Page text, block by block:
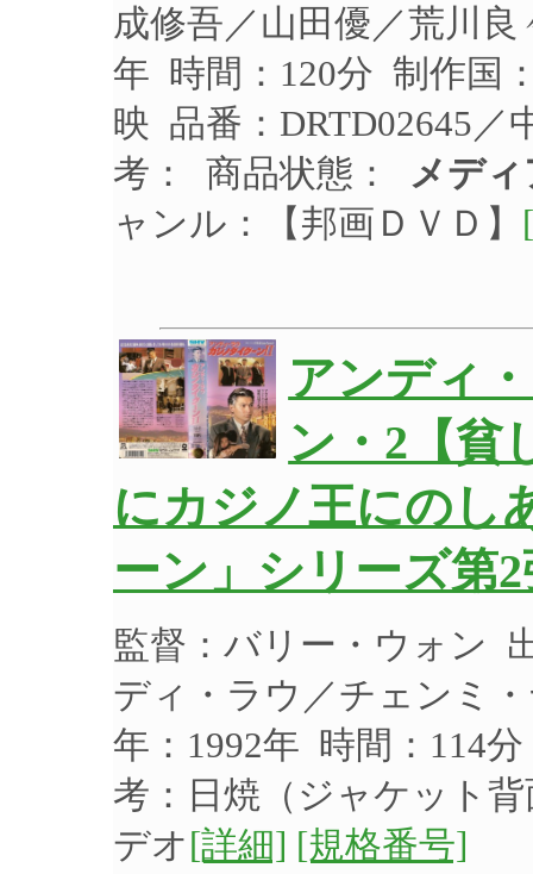
成修吾／山田優／荒川
年 時間：120分 制作国
映 品番：DRTD02645
考： 商品状態：
メデ
ャンル：【邦画ＤＶＤ】
アンディ
ン・2【貧
にカジノ王にのし
ーン」シリーズ第
監督：バリー・ウォン
ディ・ラウ／チェンミ
年：1992年 時間：114
考：日焼（ジャケット
デオ[詳細] [規格番号]